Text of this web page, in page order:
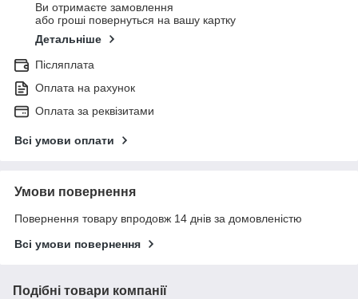
Ви отримаєте замовлення
або гроші повернуться на вашу картку
Детальніше
Післяплата
Оплата на рахунок
Оплата за реквізитами
Всі умови оплати
Умови повернення
Повернення товару впродовж 14 днів за домовленістю
Всі умови повернення
Подібні товари компанії